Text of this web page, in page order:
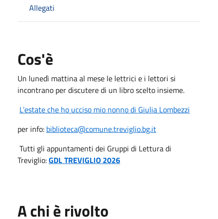
Allegati
Cos'è
Un lunedì mattina al mese le lettrici e i lettori si
incontrano per discutere di un libro scelto insieme.
L’estate che ho ucciso mio nonno di Giulia Lombezzi
per info: biblioteca@comune.treviglio.bg.it
Tutti gli appuntamenti dei Gruppi di Lettura di
Treviglio:GDL TREVIGLIO 2026
A chi è rivolto